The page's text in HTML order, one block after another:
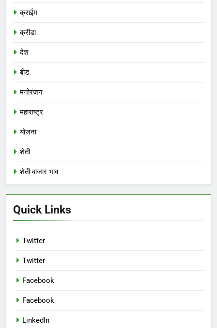
क्राईम
क्रीडा
देश
बीड
मनोरंजन
महाराष्ट्र
योजना
शेती
शेती बाजार भाव
Quick Links
Twitter
Twitter
Facebook
Facebook
LinkedIn